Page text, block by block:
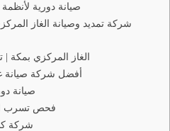
صيانة دورية لأنظمة
الغاز المركزي بمكة |
أفضل شركة صيانة
صيانة
فحص تسرب
شركة